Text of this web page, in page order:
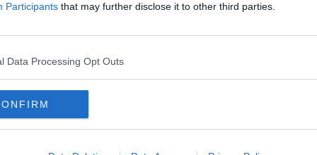
Participants that may further disclose it to other third parties.
Data Processing Opt Outs
sta monitorando costantemente l'evolversi della situazione e
di emergenza per il lavoro svolto in queste ore. Nei
pulizia, rimozione dei detriti e ripristino delle aree pubbliche
sarà avviata la ricognizione dei danni subiti dal
definire il quadro complessivo delle criticità e programmare
, i cittadini devono telefonare al numero
danneggiati dall'alluvione
rete fissa 800 888333; o da telefono cellulare al numero